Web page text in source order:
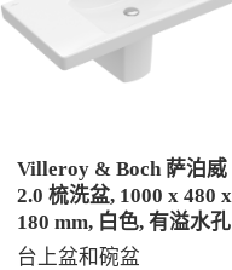
Villeroy & Boch 萨泊威
2.0 梳洗盆, 1000 x 480 x
180 mm, 白色, 有溢水孔
台上盆和碗盆